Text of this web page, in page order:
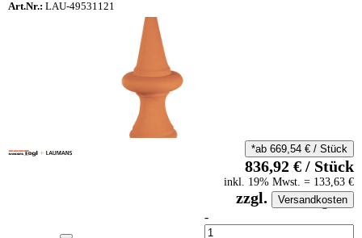
Art.Nr.: LAU-49531121
auf Anfrageliste
-
Anzahl
*ab 669,54 €/ Stück
836,92 €/ Stück
inkl. 19% Mwst. = 133,63 €
zzgl. Versandkosten